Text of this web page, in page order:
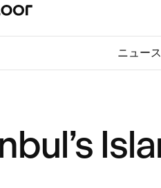
ニュース